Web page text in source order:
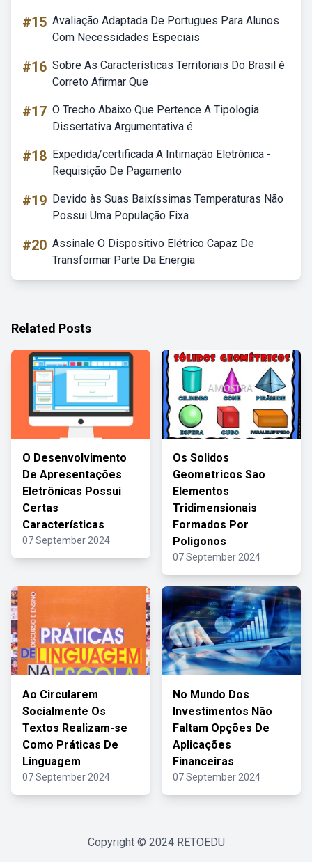
#15 Avaliação Adaptada De Portugues Para Alunos
Com Necessidades Especiais
#16 Sobre As Características Territoriais Do Brasil é
Correto Afirmar Que
#17 O Trecho Abaixo Que Pertence A Tipologia
Dissertativa Argumentativa é
#18 Expedida/certificada A Intimação Eletrônica -
Requisição De Pagamento
#19 Devido às Suas Baixíssimas Temperaturas Não
Possui Uma População Fixa
#20 Assinale O Dispositivo Elétrico Capaz De
Transformar Parte Da Energia
Related Posts
O Desenvolvimento
De Apresentações
Eletrônicas Possui
Certas
Características
07 September 2024
Os Solidos
Geometricos Sao
Elementos
Tridimensionais
Formados Por
Poligonos
07 September 2024
Ao Circularem
Socialmente Os
Textos Realizam-se
Como Práticas De
Linguagem
07 September 2024
No Mundo Dos
Investimentos Não
Faltam Opções De
Aplicações
Financeiras
07 September 2024
Copyright © 2024 RETOEDU